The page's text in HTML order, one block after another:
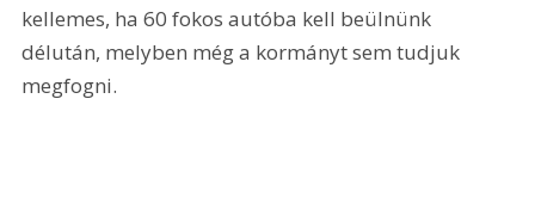
kellemes, ha 60 fokos autóba kell beülnünk
délután, melyben még a kormányt sem tudjuk
megfogni.